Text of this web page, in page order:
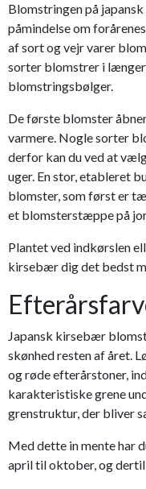
Blomstringen på
påmindelse om
af sort og vejr varer
sorter blomstrer i
blomstringsbølger.
De første blomster
varmere. Nogle sorter
derfor kan du ved at
uger. En stor, etableret
blomster, som først er
et blomsterstæppe på
Plantet ved indkørslen
kirsebær dig det bedst
Japansk kirsebær
skønhed resten af året.
og røde efterårstoner,
karakteristiske grene
grenstruktur, der bliver
Med dette in mente har
april til oktober, og